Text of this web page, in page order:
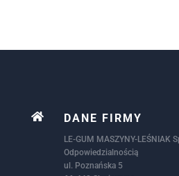
 DANE FIRMY
LE-GUM MASZYNY-LEŚNIAK
Odpowiedzialnością
ul. Poznańska 5